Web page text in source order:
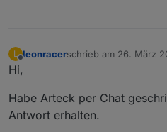
L leonracerschrieb am 26. März
zuletzt editiert von
Hi,
Habe Arteck per Chat
Antwort erhalten.